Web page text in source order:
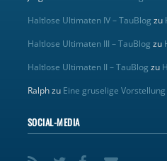
Haltlose Ultimaten IV – TauBlog zu
Haltlose Ultimaten III – TauBlog zu
Haltlose Ultimaten II – TauBlog zu
Ralphzu Eine gruselige Vorstellung
SOCIAL-MEDIA